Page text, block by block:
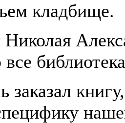
кладбище.
заказал